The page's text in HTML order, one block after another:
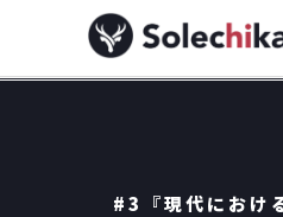
#3『現代におけ